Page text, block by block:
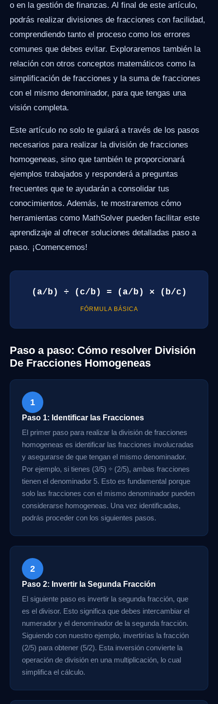
o en la gestión de finanzas. Al final de este artículo,
podrás realizar divisiones de fracciones con facilidad,
comprendiendo tanto el proceso como los errores
comunes que debes evitar. Exploraremos también la
relación con otros conceptos matemáticos como la
simplificación de fracciones y la suma de fracciones
con el mismo denominador, para que tengas una
visión completa.
Este artículo no solo te guiará a través de los pasos
necesarios para realizar la división de fracciones
homogeneas, sino que también te proporcionará
ejemplos trabajados y responderá a preguntas
frecuentes que te ayudarán a consolidar tus
conocimientos. Además, te mostraremos cómo
herramientas como MathSolver pueden facilitar este
aprendizaje al ofrecer soluciones detalladas paso a
paso. ¡Comencemos!
(a/b) ÷ (c/b) = (a/b) × (b/c)
FÓRMULA BÁSICA
Paso a paso: Cómo resolver División
De Fracciones Homogeneas
1
Paso 1: Identificar las Fracciones
El primer paso para realizar la división de fracciones
homogeneas es identificar las fracciones involucradas
y asegurarse de que tengan el mismo denominador.
Por ejemplo, si tienes (3/5) ÷ (2/5), ambas fracciones
tienen el denominador 5. Esto es fundamental porque
solo las fracciones con el mismo denominador pueden
considerarse homogeneas. Una vez identificadas,
podrás proceder con los siguientes pasos.
2
Paso 2: Invertir la Segunda Fracción
El siguiente paso es invertir la segunda fracción, que
es el divisor. Esto significa que debes intercambiar el
numerador y el denominador de la segunda fracción.
Siguiendo con nuestro ejemplo, invertirías la fracción
(2/5) para obtener (5/2). Esta inversión convierte la
operación de división en una multiplicación, lo cual
simplifica el cálculo.